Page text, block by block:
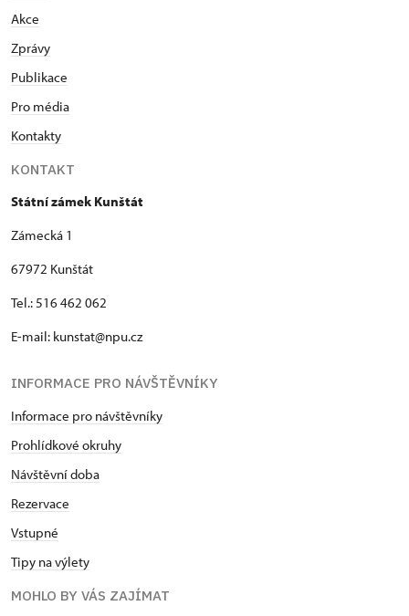
Akce
Zprávy
Publikace
Pro média
Kontakty
KONTAKT
Státní zámek Kunštát
Zámecká 1
67972 Kunštát
Tel.: 516 462 062
E-mail: kunstat@npu.cz
INFORMACE PRO NÁVŠTĚVNÍKY
Informace pro návštěvníky
Prohlídkové okruhy
Návštěvní doba
Rezervace
Vstupné
Tipy na výlety
MOHLO BY VÁS ZAJÍMAT